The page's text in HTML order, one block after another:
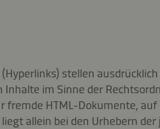
stellen ausdrücklich
im Sinne der
HTML-Dokumente, auf
allein bei den Urhebern der